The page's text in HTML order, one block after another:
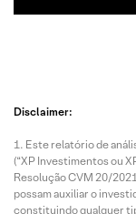
Disclaimer:
Este relatório de
(“XP Investimentos ou
Resolução CVM 20/
possam auxiliar o
constituindo qualquer